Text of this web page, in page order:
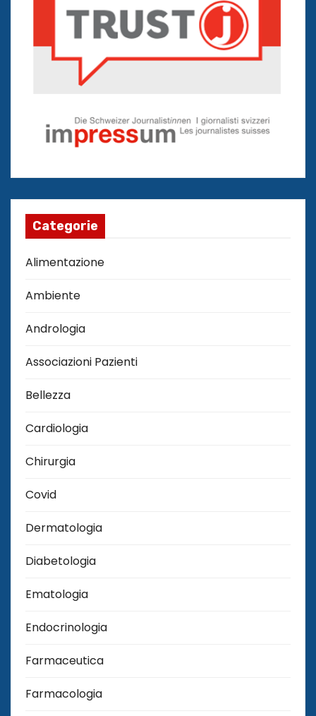
Categorie
Alimentazione
Ambiente
Andrologia
Associazioni Pazienti
Bellezza
Cardiologia
Chirurgia
Covid
Dermatologia
Diabetologia
Ematologia
Endocrinologia
Farmaceutica
Farmacologia